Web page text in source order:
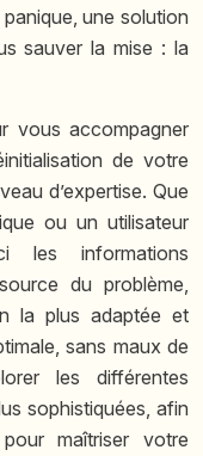
une solution
sauver la mise : la
vous accompagner
de votre
d’expertise. Que
ou un utilisateur
les informations
du problème,
la plus adaptée et
sans maux de
les différentes
sophistiquées, afin
maîtriser votre